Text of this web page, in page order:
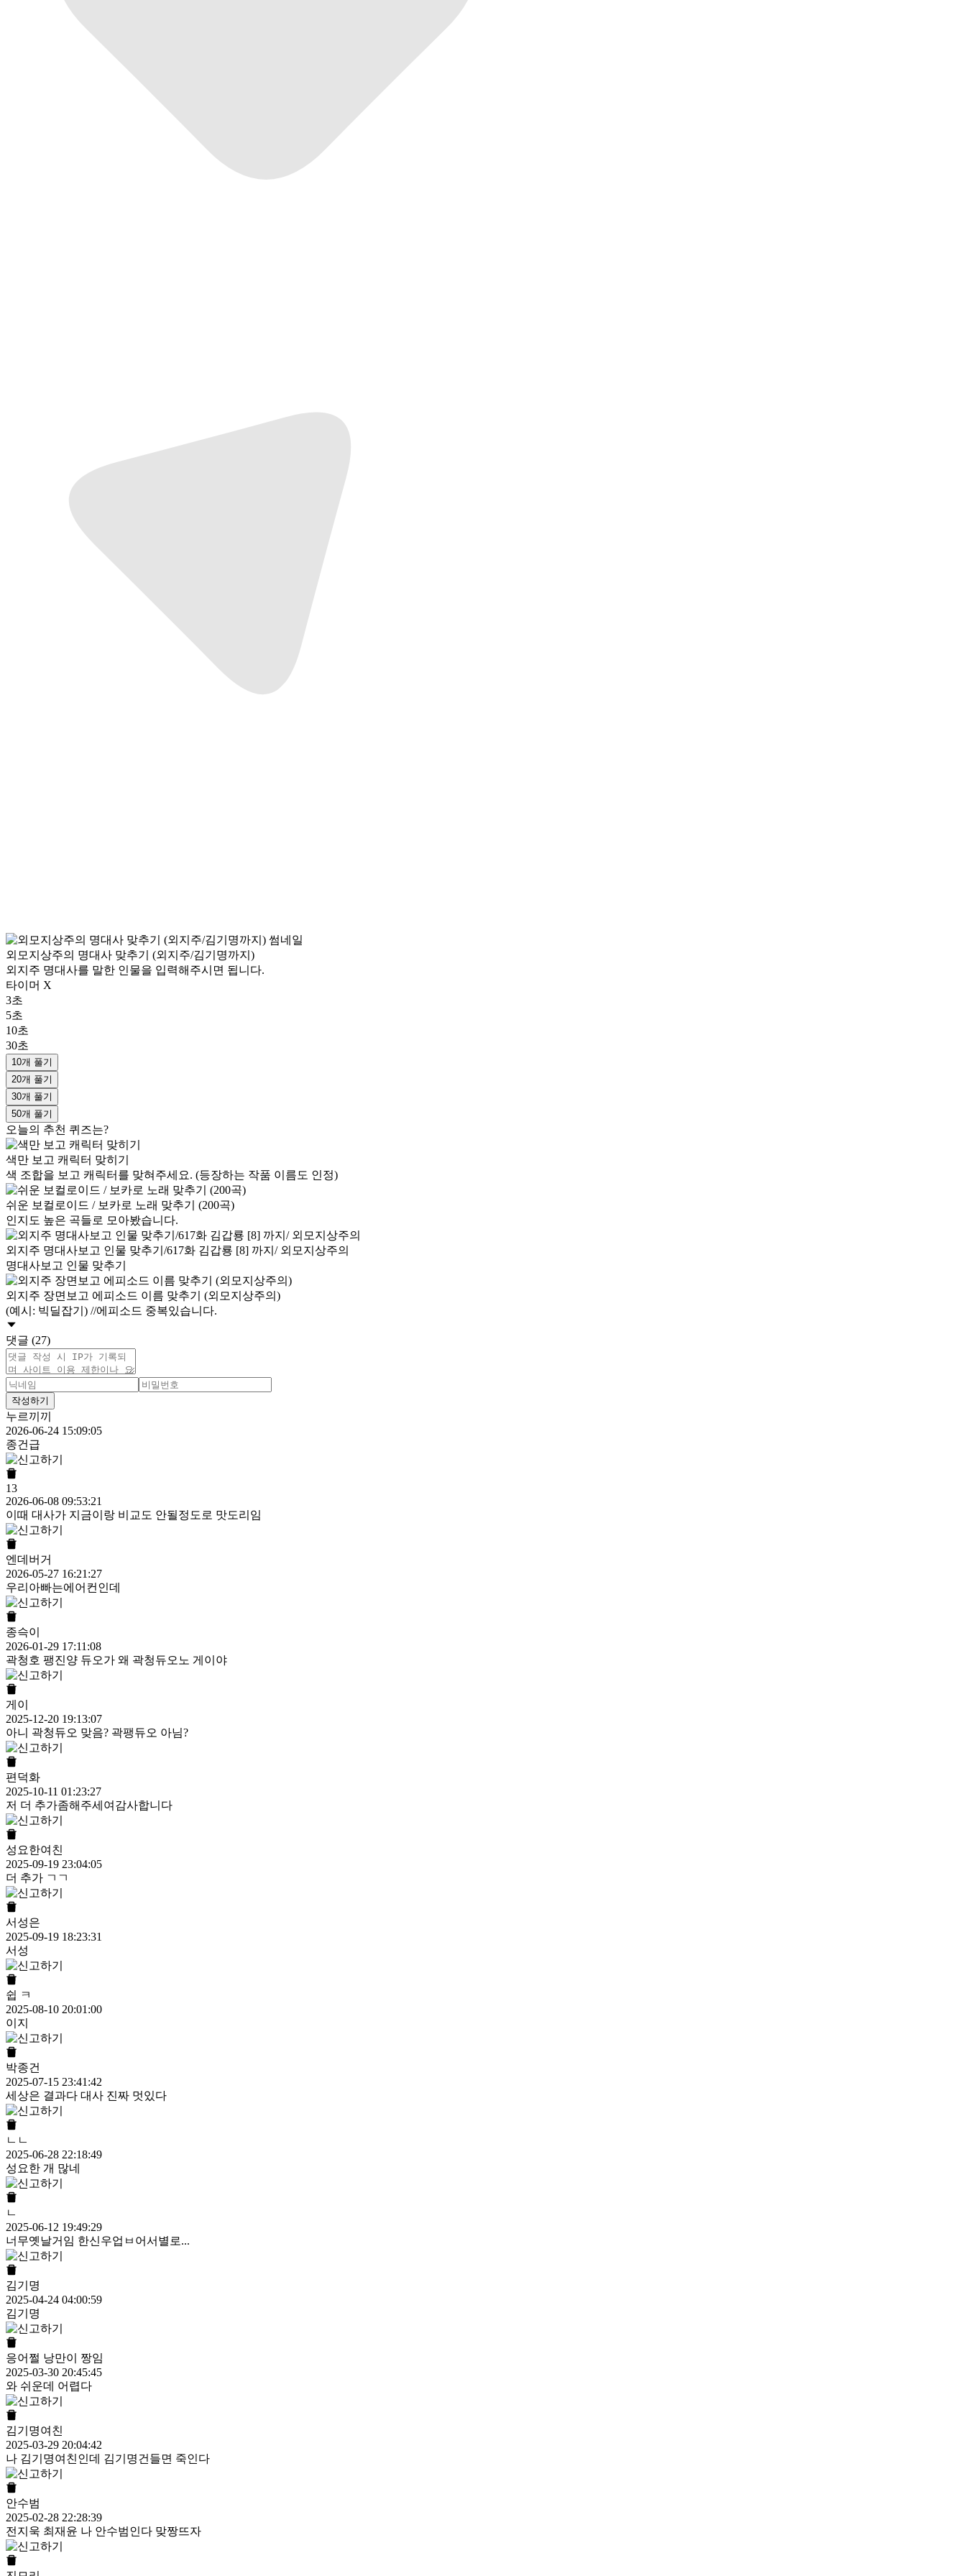
외모지상주의 명대사 맞추기 (외지주/김기명까지)
외지주 명대사를 말한 인물을 입력해주시면 됩니다.
타이머 X
3초
5초
10초
30초
10개 풀기
20개 풀기
30개 풀기
50개 풀기
오늘의 추천 퀴즈는?
색만 보고 캐릭터 맞히기
색 조합을 보고 캐릭터를 맞혀주세요. (등장하는 작품 이름도 인정)
쉬운 보컬로이드 / 보카로 노래 맞추기 (200곡)
인지도 높은 곡들로 모아봤습니다.
외지주 명대사보고 인물 맞추기/617화 김갑룡 [8] 까지/ 외모지상주의
명대사보고 인물 맞추기
외지주 장면보고 에피소드 이름 맞추기 (외모지상주의)
(예시: 빅딜잡기) //에피소드 중복있습니다.
댓글 (27)
작성하기
누르끼끼
2026-06-24 15:09:05
종건급
13
2026-06-08 09:53:21
이때 대사가 지금이랑 비교도 안될정도로 맛도리임
엔데버거
2026-05-27 16:21:27
우리아빠는에어컨인데
종슥이
2026-01-29 17:11:08
곽청호 팽진양 듀오가 왜 곽청듀오노 게이야
게이
2025-12-20 19:13:07
아니 곽청듀오 맞음? 곽팽듀오 아님?
편덕화
2025-10-11 01:23:27
저 더 추가좀해주세여감사합니다
성요한여친
2025-09-19 23:04:05
더 추가 ㄱㄱ
서성은
2025-09-19 18:23:31
서성
쉽 ㅋ
2025-08-10 20:01:00
이지
박종건
2025-07-15 23:41:42
세상은 결과다 대사 진짜 멋있다
ㄴㄴ
2025-06-28 22:18:49
성요한 개 많네
ㄴ
2025-06-12 19:49:29
너무옛날거임 한신우업ㅂ어서별로...
김기명
2025-04-24 04:00:59
김기명
응어쩔 낭만이 짱임
2025-03-30 20:45:45
와 쉬운데 어렵다
김기명여친
2025-03-29 20:04:42
나 김기명여친인데 김기명건들면 죽인다
안수범
2025-02-28 22:28:39
전지욱 최재윤 나 안수범인다 맞짱뜨자